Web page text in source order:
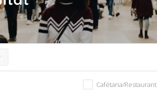
Cafétaria/Restaurant